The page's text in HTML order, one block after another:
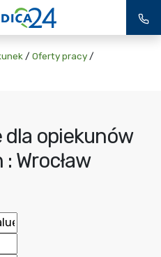
/ Oferty pracy /
dla opiekunów
Wrocław